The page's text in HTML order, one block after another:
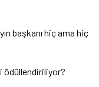
başkanı hiç ama hiç
ödüllendiriliyor?